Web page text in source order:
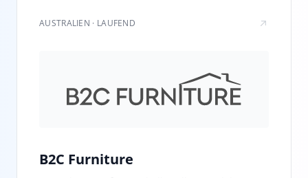
AUSTRALIEN · LAUFEND
B2C Furniture